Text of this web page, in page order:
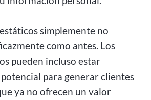
simplemente no
como antes. Los
pueden incluso estar
para generar clientes
ya no ofrecen un valor